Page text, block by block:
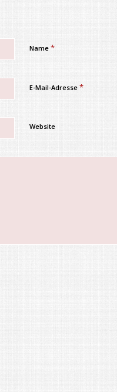
Name *
E-Mail-Adresse *
Website